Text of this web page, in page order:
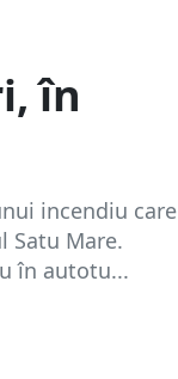
în
incendiu care
Satu Mare.
în autotu...